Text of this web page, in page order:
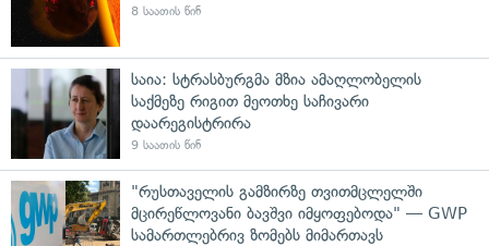
8 საათის წინ
საია: სტრასბურგმა მზია ამაღლობელის
საქმეზე რიგით მეოთხე საჩივარი
დაარეგისტრირა
9 საათის წინ
"რუსთაველის გამზირზე თვითმცლელში
მცირეწლოვანი ბავშვი იმყოფებოდა" — GWP
სამართლებრივ ზომებს მიმართავს